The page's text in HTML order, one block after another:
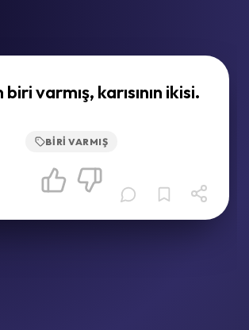
biri varmış, karısının ikisi.
BIRI VARMIŞ